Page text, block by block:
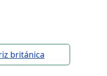
británica